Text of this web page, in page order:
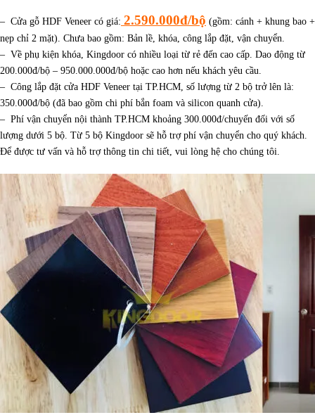
– Cửa gỗ HDF Veneer có giá: 2.590.000đ/bộ (gồm: cánh + khung bao +
nẹp chỉ 2 mặt). Chưa bao gồm: Bản lề, khóa, công lắp đặt, vận chuyển.
– Về phụ kiện khóa, Kingdoor có nhiều loại từ rẻ đến cao cấp. Dao động từ
200.000đ/bộ – 950.000.000đ/bộ hoặc cao hơn nếu khách yêu cầu.
– Công lắp đặt cửa HDF Veneer tại TP.HCM, số lượng từ 2 bộ trở lên là:
350.000đ/bộ (đã bao gồm chi phí bắn foam và silicon quanh cửa).
– Phí vận chuyển nội thành TP.HCM khoảng 300.000đ/chuyến đối với số
lượng dưới 5 bộ. Từ 5 bộ Kingdoor sẽ hỗ trợ phí vận chuyển cho quý khách.
Để được tư vấn và hỗ trợ thông tin chi tiết, vui lòng hệ cho chúng tôi.